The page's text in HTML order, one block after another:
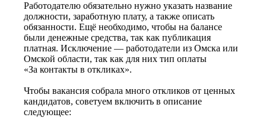
Работодателю обязательно нужно указать название
должности, заработную плату, а также описать
обязанности. Ещё необходимо, чтобы на балансе
были денежные средства, так как публикация
платная. Исключение — работодатели из Омска или
Омской области, так как для них тип оплаты
«За контакты в откликах».
Чтобы вакансия собрала много откликов от ценных
кандидатов, советуем включить в описание
следующее: